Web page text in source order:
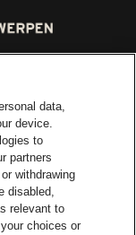
le site de Ville
Visitez le site
site de Red Bull
Visitez le
Pommery
le site de Le
data,
device.
to
partners
withdrawing
disabled,
relevant to
choices or